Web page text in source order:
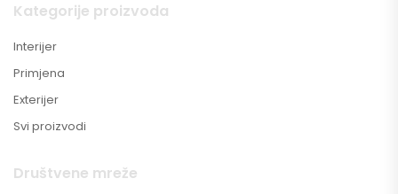
Kategorije proizvoda
Interijer
Primjena
Exterijer
Svi proizvodi
Društvene mreže